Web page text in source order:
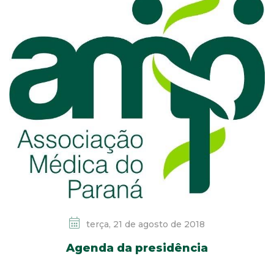
terça, 21 de agosto de 2018
Agenda da presidência